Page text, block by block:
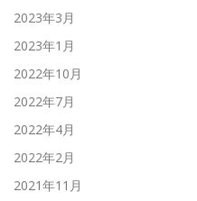
2023年3月
2023年1月
2022年10月
2022年7月
2022年4月
2022年2月
2021年11月